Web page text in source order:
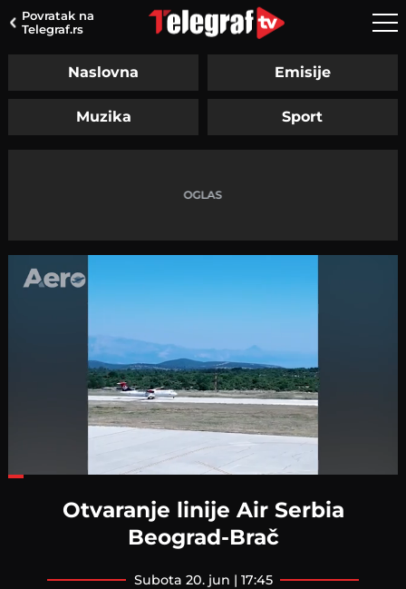
Povratak na
Telegraf.rs
Naslovna Emisije
Muzika Sport
Otvaranje linije Air Serbia
Beograd-Brač
subota 20. jun | 17:45